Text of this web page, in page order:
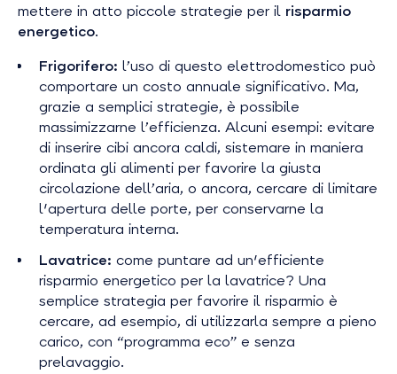
mettere in atto piccole strategie per il risparmio
energetico.
Frigorifero: l’uso di questo elettrodomestico può
comportare un costo annuale significativo. Ma,
grazie a semplici strategie, è possibile
massimizzarne l’efficienza. Alcuni esempi: evitare
di inserire cibi ancora caldi, sistemare in maniera
ordinata gli alimenti per favorire la giusta
circolazione dell’aria, o ancora, cercare di limitare
l'apertura delle porte, per conservarne la
temperatura interna.
Lavatrice: come puntare ad un'efficiente
risparmio energetico per la lavatrice? Una
semplice strategia per favorire il risparmio è
cercare, ad esempio, di utilizzarla sempre a pieno
carico, con “programma eco” e senza
prelavaggio.